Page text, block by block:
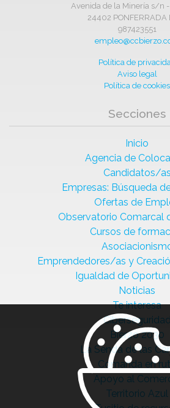
Avenida de la Minería s/n -
24402 PONFERRADA
987423551
Política de
Aviso legal
Política de cookies
Secciones
Inicio
Agencia de
Candidatos/as
Empresas: Búsqueda
Ofertas de
Observatorio Comarcal
Cursos de
Emprendedores/as y
Igualdad de
Noticias
Te interesa
Ciberseguridad
Bierzo 2030
La Senda de las
Comanda en
Apoyo al
Territorio Azul